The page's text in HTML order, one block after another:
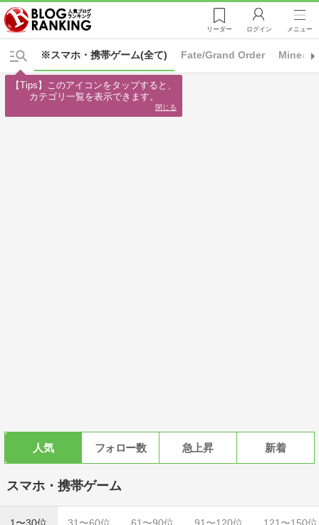
リーダー ログイン メニュー
※スマホ・携帯ゲーム(全て) Fate/Grand Order
人気 フォロー数 急上昇 新着
スマホ・携帯ゲーム
1〜30位 31〜60位 61〜90位 91〜120位 121〜150位
【Tips】このアイコンをタップすると、
カテゴリ一覧を表示できます。
閉じる